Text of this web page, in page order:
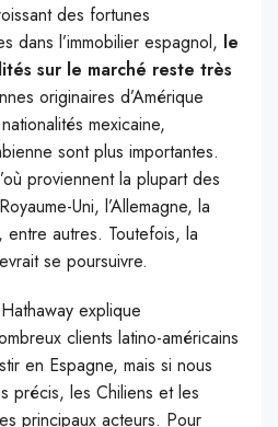
des fortunes
dans l’immobilier espagnol, le
sur le marché reste très
originaires d’Amérique
mexicaine,
sont plus importantes.
proviennent la plupart des
Uni, l’Allemagne, la
entre autres. Toutefois, la
se poursuivre.
explique
clients latino-américains
en Espagne, mais si nous
précis, les Chiliens et les
principaux acteurs. Pour